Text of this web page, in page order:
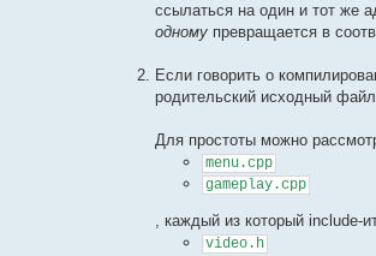
ссылаться на один и тот же
одномупревращается в
Если говорить о
родительский исходный
Для простоты можно
menu.cpp
gameplay.cpp
, каждый из который include-
video.h